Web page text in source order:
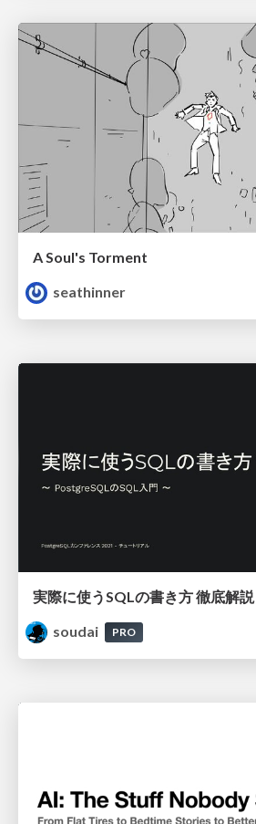
A Soul's Torment
seathinner
soudai
PRO